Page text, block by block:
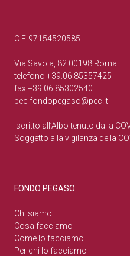
C.F. 97154520585
Via Savoia, 82 00198 Roma
telefono +39.06.85357425
fax +39.06.85302540
pec fondopegaso@pec.it
Iscritto all’Albo tenuto dalla
Soggetto alla vigilanza della
FONDO PEGASO
Chi siamo
Cosa facciamo
Come lo facciamo
Per chi lo facciamo